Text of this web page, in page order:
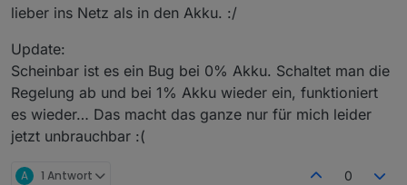
lieber ins Netz als in den Akku. :/
Update:
Scheinbar ist es ein Bug bei 0% Akku. Schaltet man die
Regelung ab und bei 1% Akku wieder ein, funktioniert
es wieder… Das macht das ganze nur für mich leider
jetzt unbrauchbar :(
A 1 Antwort 0